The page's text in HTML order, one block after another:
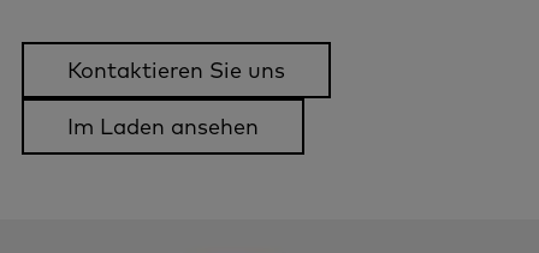
Kontaktieren Sie uns
Im Laden ansehen